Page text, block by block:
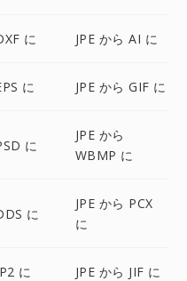
に JPE から AI に
に JPE から GIF に
に
JPE から
WBMP に
に
JPE から PCX
に
に JPE から JIF に